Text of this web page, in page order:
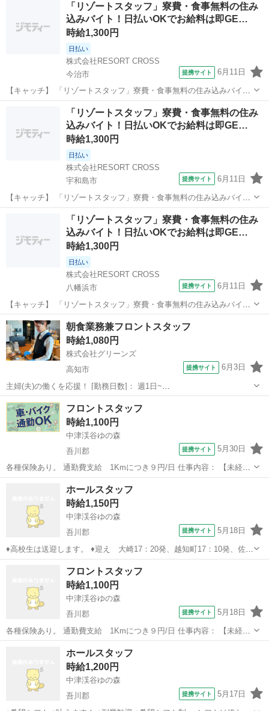
「リゾートスタッフ」寮費・食事無料の住み
込みバイト！日払いOKでお給料は即GE…
時給1,300円
日払い
株式会社RESORT CROSS
今治市
提携サイト 6月11日
【キャッチ】 「リゾートスタッフ」寮費・食事無料の住み込みバイ
ト！日払いOKでお給料は即GET★履歴書＆来社不要のらくらく登録
♪20代・30代・40代のスタッフ活躍中！ 【コメント】 ＼新規スタッフ
100名以上の大募集★／...
ホテル
「リゾートスタッフ」寮費・食事無料の住み
込みバイト！日払いOKでお給料は即GE…
時給1,300円
日払い
株式会社RESORT CROSS
宇和島市
提携サイト 6月11日
【キャッチ】 「リゾートスタッフ」寮費・食事無料の住み込みバイ
ト！日払いOKでお給料は即GET★履歴書＆来社不要のらくらく登録
♪20代・30代・40代のスタッフ活躍中！ 【コメント】 ＼新規スタッフ
100名以上の大募集★／...
宇和島市 ホテル
「リゾートスタッフ」寮費・食事無料の住み
込みバイト！日払いOKでお給料は即GE…
時給1,300円
日払い
株式会社RESORT CROSS
八幡浜市
提携サイト 6月11日
【キャッチ】 「リゾートスタッフ」寮費・食事無料の住み込みバイ
ト！日払いOKでお給料は即GET★履歴書＆来社不要のらくらく登録
♪20代・30代・40代のスタッフ活躍中！ 【コメント】 ＼新規スタッフ
100名以上の大募集★／...
高知 八幡浜市 ホテル
朝食業務兼フロントスタッフ
時給1,080円
株式会社グリーンズ
高知市
提携サイト 6月3日
主婦(夫)の働くを応援！ [勤務日数]： 週1日~
07:00~12:00/07:00~13:00/07:00~16:00/12:00~17:00 月/火/水/木/金/土/
日 などから選べます [勤務地・最寄駅]： 高知...
高知 高知市 フロント
フロントスタッフ
時給1,100円
中津渓谷ゆの森
吾川郡
提携サイト 5月30日
各種保険あり。 通勤費支給 1Kmにつき９円/日 仕事内容： 【未経験
も大歓迎】フロントスタッフのお仕事！ 具体的には 温泉接客、チェ
ックイン、チェックアウト、電話対応 勤務地： 中津渓谷ゆの森 高知
県吾川郡仁淀川町...
フロント
ホールスタッフ
時給1,150円
中津渓谷ゆの森
吾川郡
提携サイト 5月18日
♦高校生は送迎します。 ♦迎え 大崎17：20発、越知町17：10発、佐川
町17：00発 ♦送り ゆの森20：00発 ♦希望シフト ♦叶えます！ ♦希望シ
フト制 シフトは終わり時間にピタっと終了！ 希望シフトは必ず叶
ホールスタッフ
フロントスタッフ
時給1,100円
中津渓谷ゆの森
吾川郡
提携サイト 5月18日
各種保険あり。 通勤費支給 1Kmにつき９円/日 仕事内容： 【未経験
も大歓迎】フロントスタッフのお仕事！ 具体的には 温泉接客、チェ
ックイン、チェックアウト、電話対応 勤務地： 中津渓谷ゆの森 高知
県吾川郡仁淀川町...
フロント
ホールスタッフ
時給1,200円
中津渓谷ゆの森
吾川郡
提携サイト 5月17日